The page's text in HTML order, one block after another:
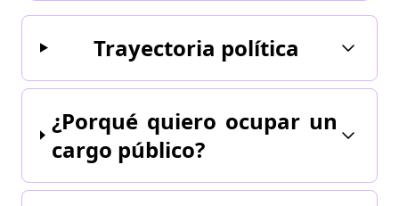
Trayectoria política
¿Porqué quiero ocupar un
cargo público?